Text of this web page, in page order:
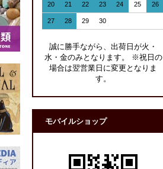
20 21 22 23 24 25 26
27 28 29 30
誠に勝手ながら、出荷日が火・
水・金のみとなります。 ※祝日の
場合は翌営業日に変更となりま
す。
モバイルショップ